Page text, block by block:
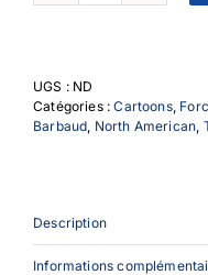
de
364thFG
UGS : ND
Catégories :Cartoons,
Barbaud North American
Description
Informations